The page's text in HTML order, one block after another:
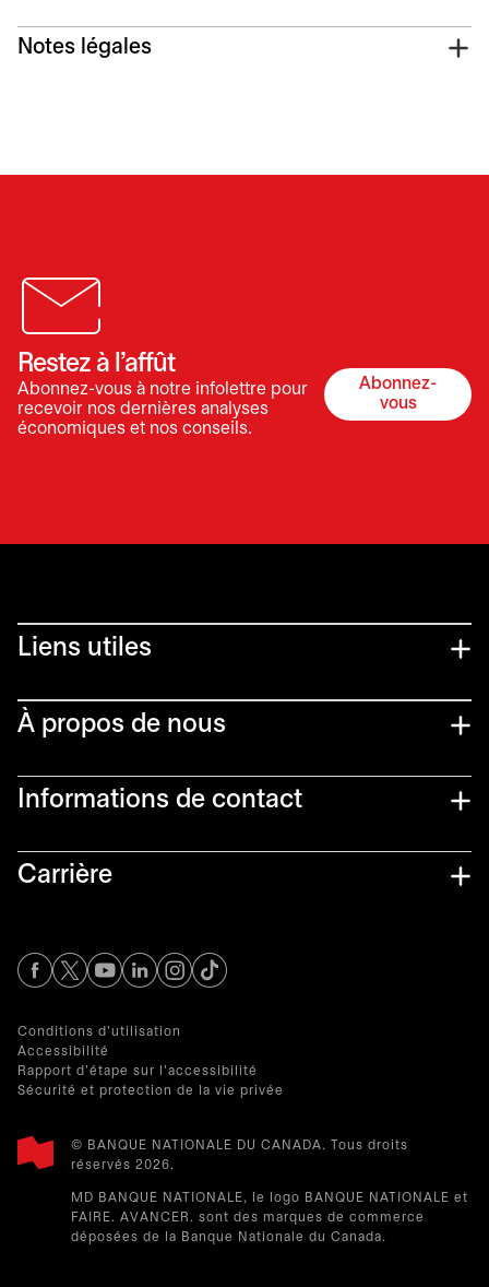
Notes légales
Restez à l’affût
Abonnez-vous à notre infolettre pour
recevoir nos dernières analyses
économiques et nos conseils.
Abonnez-
vous
s’ouvre
Liens utiles​
À propos de nous
Informations de contact​
Carrière
s’ouvre dans un nouvel onglet
s’ouvre dans un nouvel onglet
s’ouvre dans un nouvel onglet
s’ouvre dans un nouvel onglet
s’ouvre dans un nouvel onglet
Conditions d'utilisation
Accessibilité
Rapport d'étape sur l'accessibilité
Sécurité et protection de la vie privée
© BANQUE NATIONALE DU CANADA. Tous droits
réservés 2026.​
MD BANQUE NATIONALE, le logo BANQUE NATIONALE et
FAIRE. AVANCER. sont des marques de commerce
déposées de la Banque Nationale du Canada.